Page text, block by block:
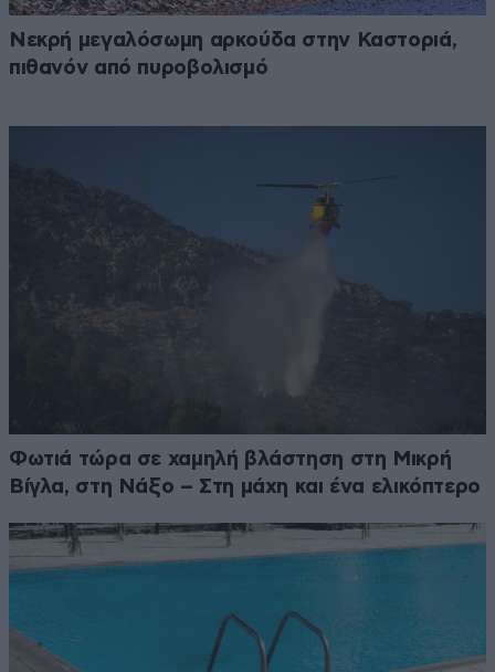
Νεκρή μεγαλόσωμη αρκούδα στην Καστοριά,
πιθανόν από πυροβολισμό
Φωτιά τώρα σε χαμηλή βλάστηση στη Μικρή
Βίγλα, στη Νάξο – Στη μάχη και ένα ελικόπτερο